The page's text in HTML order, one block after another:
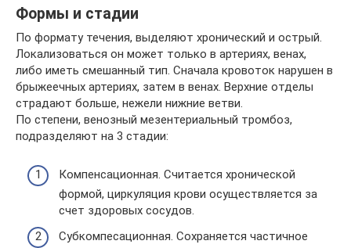
Формы и стадии
По формату течения, выделяют хронический и острый.
Локализоваться он может только в артериях, венах,
либо иметь смешанный тип. Сначала кровоток нарушен в
брыжеечных артериях, затем в венах. Верхние отделы
страдают больше, нежели нижние ветви.
По степени, венозный мезентериальный тромбоз,
подразделяют на 3 стадии:
Компенсационная. Считается хронической
формой, циркуляция крови осуществляется за
счет здоровых сосудов.
Субкомпесационная. Сохраняется частичное